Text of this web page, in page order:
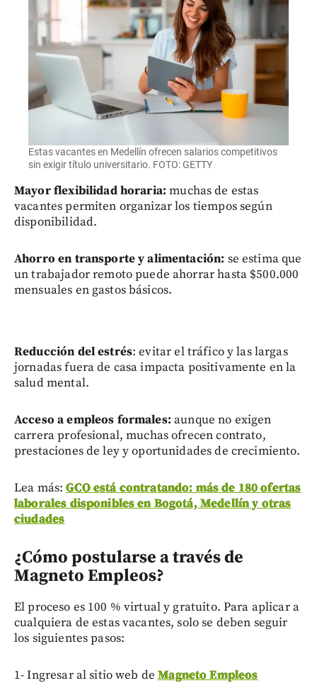
Estas vacantes en Medellín ofrecen salarios competitivos
sin exigir título universitario. FOTO: GETTY
Mayor flexibilidad horaria:muchas de estas
vacantes permiten organizar los tiempos según
disponibilidad.
Ahorro en transporte y alimentación: se estima que
un trabajador remoto puede ahorrar hasta $500.000
mensuales en gastos básicos.
Reducción del estrés: evitar el tráfico y las largas
jornadas fuera de casa impacta positivamente en la
salud mental.
Acceso a empleos formales: aunque no exigen
carrera profesional, muchas ofrecen contrato,
prestaciones de ley y oportunidades de crecimiento.
Lea más:GCO está contratando: más de 180 ofertas
laborales disponibles en Bogotá, Medellín y otras
ciudades
¿Cómo postularse a través de
Magneto Empleos?
El proceso es 100 % virtual y gratuito. Para aplicar a
cualquiera de estas vacantes, solo se deben seguir
los siguientes pasos:
1- Ingresar al sitio web deMagneto Empleos